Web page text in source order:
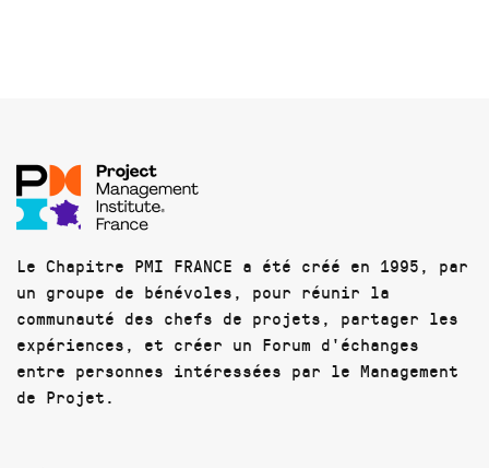
Le Chapitre PMI FRANCE a été créé en 1995, par
un groupe de bénévoles, pour réunir la
communauté des chefs de projets, partager les
expériences, et créer un Forum d'échanges
entre personnes intéressées par le Management
de Projet.